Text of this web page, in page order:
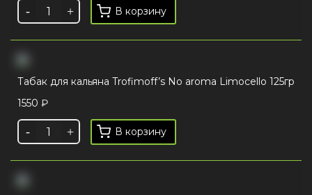
В корзину
Табак для кальяна Trofimoff’s No aroma Limocello 125гр
1550 ₽
В корзину